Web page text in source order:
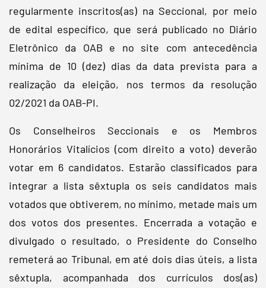
regularmente inscritos(as) na Seccional, por meio
de edital específico, que será publicado no Diário
Eletrônico da OAB e no site com antecedência
mínima de 10 (dez) dias da data prevista para a
realização da eleição, nos termos da resolução
02/2021 da OAB-PI.
Os Conselheiros Seccionais e os Membros
Honorários Vitalícios (com direito a voto) deverão
votar em 6 candidatos. Estarão classificados para
integrar a lista sêxtupla os seis candidatos mais
votados que obtiverem, no mínimo, metade mais um
dos votos dos presentes. Encerrada a votação e
divulgado o resultado, o Presidente do Conselho
remeterá ao Tribunal, em até dois dias úteis, a lista
sêxtupla, acompanhada dos currículos dos(as)